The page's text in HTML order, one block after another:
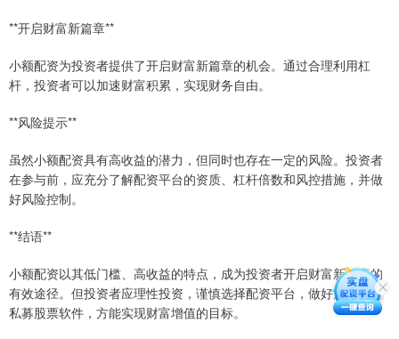
**开启财富新篇章**
小额配资为投资者提供了开启财富新篇章的机会。通过合理利用杠
杆，投资者可以加速财富积累，实现财务自由。
**风险提示**
虽然小额配资具有高收益的潜力，但同时也存在一定的风险。投资者
在参与前，应充分了解配资平台的资质、杠杆倍数和风控措施，并做
好风险控制。
**结语**
小额配资以其低门槛、高收益的特点，成为投资者开启财富新篇章的
有效途径。但投资者应理性投资，谨慎选择配资平台，做好风险管理
私募股票软件，方能实现财富增值的目标。